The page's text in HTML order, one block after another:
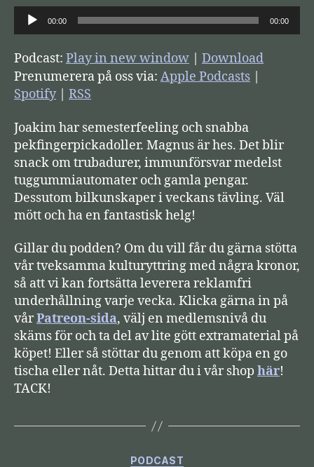
j
u
d
s
e
l
a
r
e
00:00 00:00
Podcast: Play in new window
Download
Prenumerera på oss via: Apple Podcasts
Spotify| RSS
Joakim har semesterfeeling och snabba
pekfingerpickadoller. Magnus är hes. Det blir
snack om trubadurer, immunförsvar medelst
tuggummiautomater och gamla pengar.
Dessutom bilkunskaper i veckans tävling. Väl
mött och ha en fantastisk helg!
Gillar du podden? Om du vill får du gärna stötta
vår tveksamma kulturyttring med några kronor,
så att vi kan fortsätta leverera reklamfri
underhållning varje vecka. Klicka gärna in på
vårPatreon-sida, välj en medlemsnivå du
skäms för och ta del av lite gött extramaterial på
köpet! Eller så stöttar du genom att köpa en go
tischa eller nåt. Detta hittar du i vår shop här!
TACK!
Kategorier
PODCAST